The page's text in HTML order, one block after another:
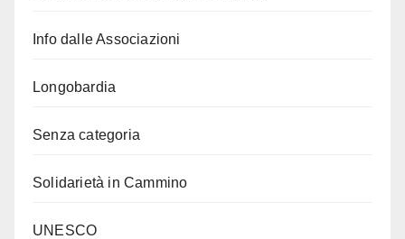
Info dalle Associazioni
Longobardia
Senza categoria
Solidarietà in Cammino
UNESCO